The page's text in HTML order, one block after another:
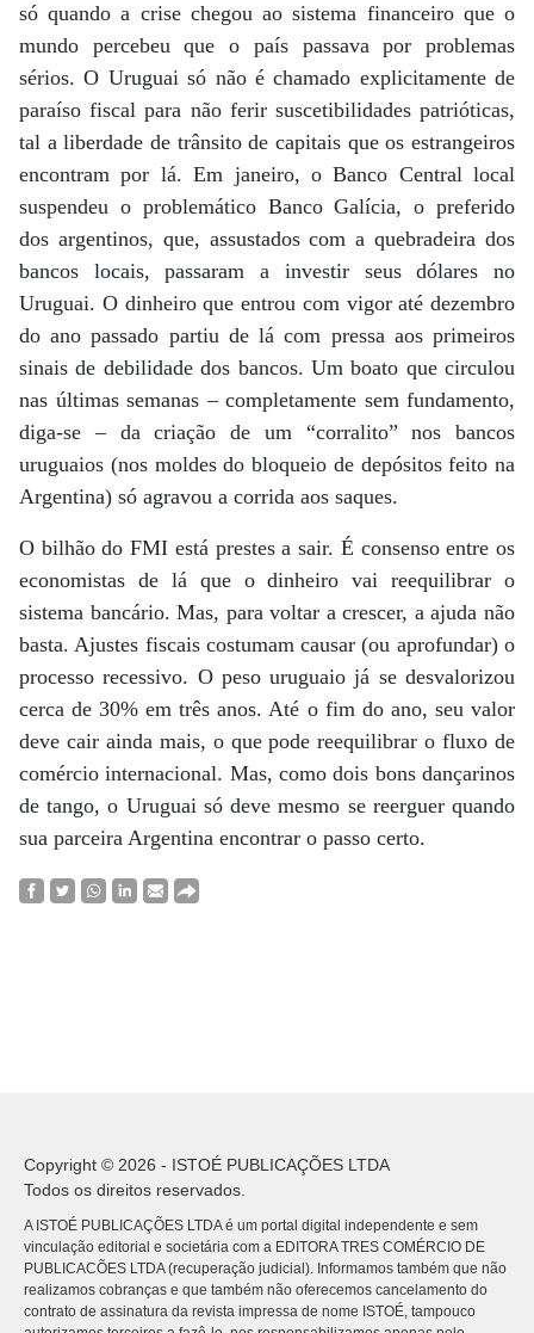
só quando a crise chegou ao sistema financeiro que o
mundo percebeu que o país passava por problemas
sérios. O Uruguai só não é chamado explicitamente de
paraíso fiscal para não ferir suscetibilidades patrióticas,
tal a liberdade de trânsito de capitais que os estrangeiros
encontram por lá. Em janeiro, o Banco Central local
suspendeu o problemático Banco Galícia, o preferido
dos argentinos, que, assustados com a quebradeira dos
bancos locais, passaram a investir seus dólares no
Uruguai. O dinheiro que entrou com vigor até dezembro
do ano passado partiu de lá com pressa aos primeiros
sinais de debilidade dos bancos. Um boato que circulou
nas últimas semanas – completamente sem fundamento,
diga-se – da criação de um “corralito” nos bancos
uruguaios (nos moldes do bloqueio de depósitos feito na
Argentina) só agravou a corrida aos saques.
O bilhão do FMI está prestes a sair. É consenso entre os
economistas de lá que o dinheiro vai reequilibrar o
sistema bancário. Mas, para voltar a crescer, a ajuda não
basta. Ajustes fiscais costumam causar (ou aprofundar) o
processo recessivo. O peso uruguaio já se desvalorizou
cerca de 30% em três anos. Até o fim do ano, seu valor
deve cair ainda mais, o que pode reequilibrar o fluxo de
comércio internacional. Mas, como dois bons dançarinos
de tango, o Uruguai só deve mesmo se reerguer quando
sua parceira Argentina encontrar o passo certo.
Copyright © 2026 - ISTOÉ PUBLICAÇÕES LTDA
Todos os direitos reservados.
A ISTOÉ PUBLICAÇÕES LTDA é um portal digital independente e sem
vinculação editorial e societária com a EDITORA TRES COMÉRCIO DE
PUBLICACÕES LTDA (recuperação judicial). Informamos também que não
realizamos cobranças e que também não oferecemos cancelamento do
contrato de assinatura da revista impressa de nome ISTOÉ, tampouco